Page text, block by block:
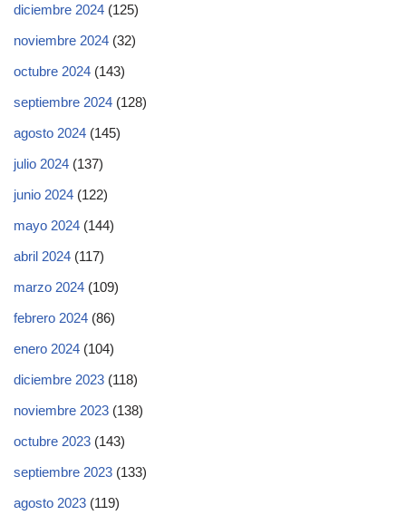
diciembre 2024 (125)
noviembre 2024 (32)
octubre 2024 (143)
septiembre 2024 (128)
agosto 2024 (145)
julio 2024 (137)
junio 2024 (122)
mayo 2024 (144)
abril 2024 (117)
marzo 2024 (109)
febrero 2024 (86)
enero 2024 (104)
diciembre 2023 (118)
noviembre 2023 (138)
octubre 2023 (143)
septiembre 2023 (133)
agosto 2023 (119)